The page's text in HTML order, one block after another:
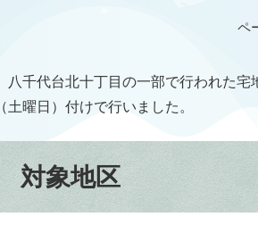
ペ
八千代台北十丁目の一部で行われた宅
（土曜日）付けで行いました。
対象地区